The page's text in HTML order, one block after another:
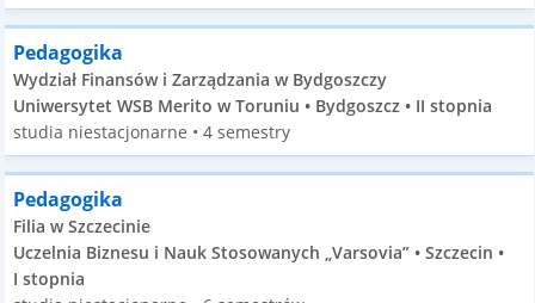
Pedagogika
Wydział Finansów i Zarządzania w Bydgoszczy
Uniwersytet WSB Merito w Toruniu • Bydgoszcz • II stopnia
studia niestacjonarne • 4 semestry
Pedagogika
Filia w Szczecinie
Uczelnia Biznesu i Nauk Stosowanych „Varsovia” • Szczecin •
I stopnia